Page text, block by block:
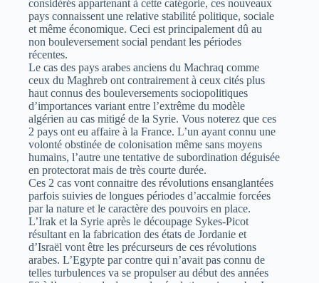
considérés appartenant à cette catégorie, ces nouveaux
pays connaissent une relative stabilité politique, sociale
et même économique. Ceci est principalement dû au
non bouleversement social pendant les périodes
récentes.
Le cas des pays arabes anciens du Machraq comme
ceux du Maghreb ont contrairement à ceux cités plus
haut connus des bouleversements sociopolitiques
d’importances variant entre l’extrême du modèle
algérien au cas mitigé de la Syrie. Vous noterez que ces
2 pays ont eu affaire à la France. L’un ayant connu une
volonté obstinée de colonisation même sans moyens
humains, l’autre une tentative de subordination déguisée
en protectorat mais de très courte durée.
Ces 2 cas vont connaitre des révolutions ensanglantées
parfois suivies de longues périodes d’accalmie forcées
par la nature et le caractère des pouvoirs en place.
L’Irak et la Syrie après le découpage Sykes-Picot
résultant en la fabrication des états de Jordanie et
d’Israël vont être les précurseurs de ces révolutions
arabes. L’Egypte par contre qui n’avait pas connu de
telles turbulences va se propulser au début des années